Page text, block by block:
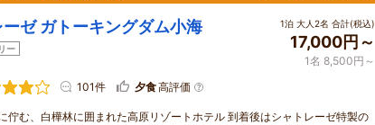
ーゼ ガトーキングダム小海
ー
1泊 大人2名 合計(税込)
17,000円～
1名 8,500円～
101件 夕食高評価
佇む、白樺林に囲まれた高原リゾートホテル 到着後はシャトレーゼ特製の